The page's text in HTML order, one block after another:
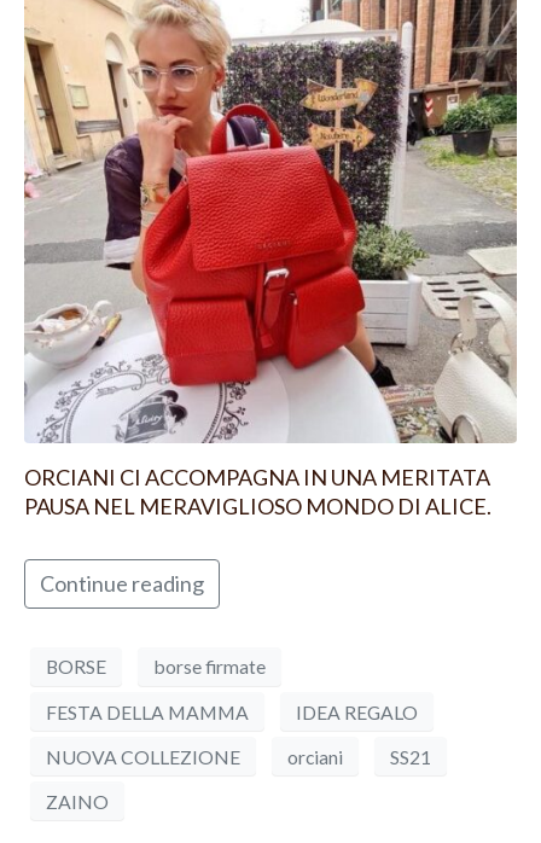
ORCIANI CI ACCOMPAGNA IN UNA MERITATA
PAUSA NEL MERAVIGLIOSO MONDO DI ALICE.
Continue reading
BORSE
borse firmate
FESTA DELLA MAMMA
IDEA REGALO
NUOVA COLLEZIONE
orciani
SS21
ZAINO